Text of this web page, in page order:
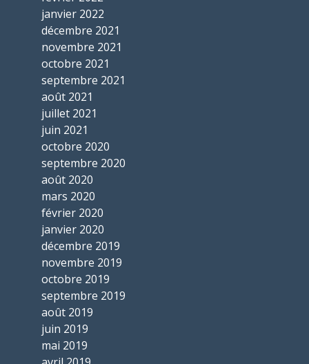
janvier 2022
décembre 2021
novembre 2021
octobre 2021
septembre 2021
août 2021
juillet 2021
juin 2021
octobre 2020
septembre 2020
août 2020
mars 2020
février 2020
janvier 2020
décembre 2019
novembre 2019
octobre 2019
septembre 2019
août 2019
juin 2019
mai 2019